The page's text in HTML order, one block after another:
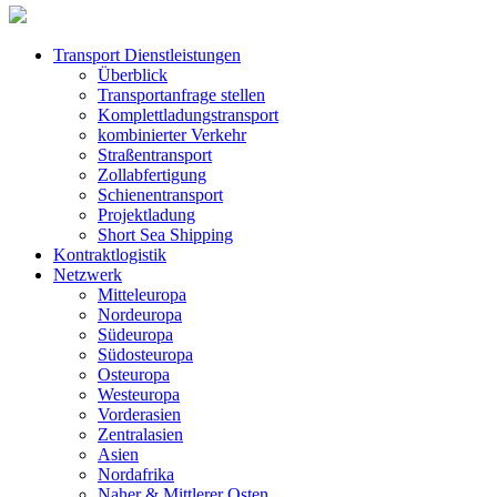
Transport Dienstleistungen
Überblick
Transportanfrage stellen
Komplettladungstransport
kombinierter Verkehr
Straßentransport
Zollabfertigung
Schienentransport
Projektladung
Short Sea Shipping
Kontraktlogistik
Netzwerk
Mitteleuropa
Nordeuropa
Südeuropa
Südosteuropa
Osteuropa
Westeuropa
Vorderasien
Zentralasien
Asien
Nordafrika